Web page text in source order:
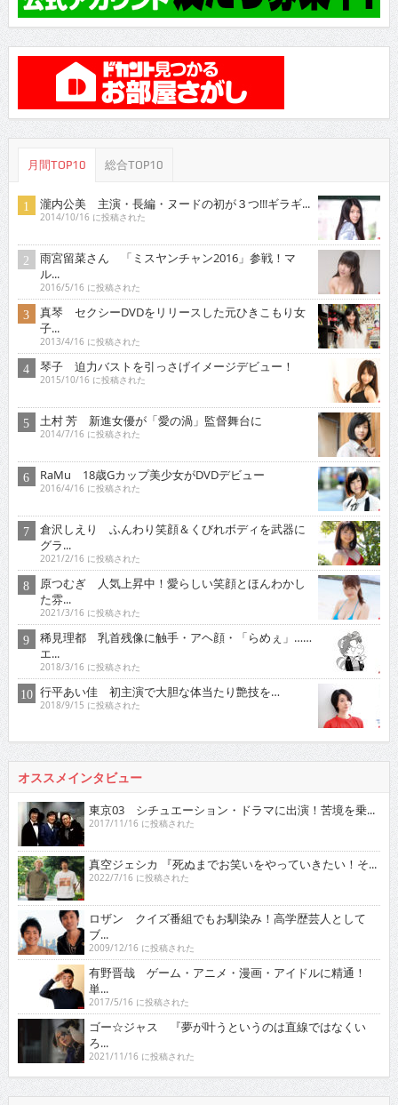
月間TOP10 総合TOP10
瀧内公美 主演・長編・ヌードの初が３つ!!!ギラギ...
2014/10/16 に投稿された
雨宮留菜さん 「ミスヤンチャン2016」参戦！マ
ル...
2016/5/16 に投稿された
真琴 セクシーDVDをリリースした元ひきこもり女
子...
2013/4/16 に投稿された
琴子 迫力バストを引っさげイメージデビュー！
2015/10/16 に投稿された
土村 芳 新進女優が「愛の渦」監督舞台に
2014/7/16 に投稿された
RaMu 18歳Gカップ美少女がDVDデビュー
2016/4/16 に投稿された
倉沢しえり ふんわり笑顔＆くびれボディを武器に
グラ...
2021/2/16 に投稿された
原つむぎ 人気上昇中！愛らしい笑顔とほんわかし
た雰...
2021/3/16 に投稿された
稀見理都 乳首残像に触手・アヘ顔・「らめぇ」……
エ...
2018/3/16 に投稿された
行平あい佳 初主演で大胆な体当たり艶技を…
2018/9/15 に投稿された
オススメインタビュー
東京03 シチュエーション・ドラマに出演！苦境を乗...
2017/11/16 に投稿された
真空ジェシカ 『死ぬまでお笑いをやっていきたい！そ...
2022/7/16 に投稿された
ロザン クイズ番組でもお馴染み！高学歴芸人として
ブ...
2009/12/16 に投稿された
有野晋哉 ゲーム・アニメ・漫画・アイドルに精通！
単...
2017/5/16 に投稿された
ゴー☆ジャス 『夢が叶うというのは直線ではなくい
ろ...
2021/11/16 に投稿された